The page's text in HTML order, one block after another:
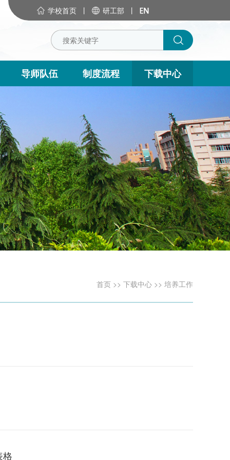
学校首页 丨 研工部 丨
导师队伍 制度流程 下载中心
首页 >> 下载中心 >> 培养工作
格